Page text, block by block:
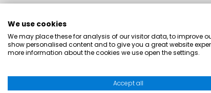
We use cookies
We may place these for analysis of our visitor data, to improve
show personalised content and to give you a great website
more information about the cookies we use open the settings.
Accept all